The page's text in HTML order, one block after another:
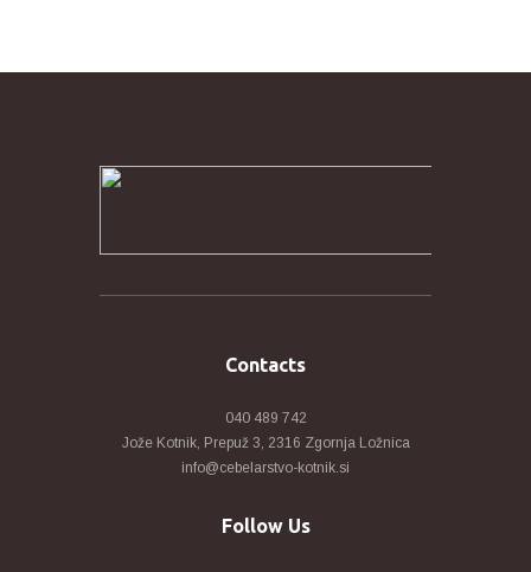
Contacts
040 489 742
Jože Kotnik, Prepuž 3, 2316 Zgornja Ložnica
info@cebelarstvo-kotnik.si
Follow Us